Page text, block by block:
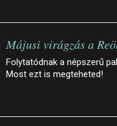
Májusi virágzás a
Folytatódnak a népszerű
Most ezt is megteheted!